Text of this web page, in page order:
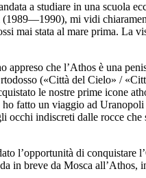
a studiare in una scuola
mi vidi
mai stata al mare prima. La
che l’Athos è una
(«Città del Cielo» /
le nostre prime icone
fatto un viaggio ad
indiscreti dalle rocce che
l’opportunità di conquistare
in breve da Mosca all’Athos,